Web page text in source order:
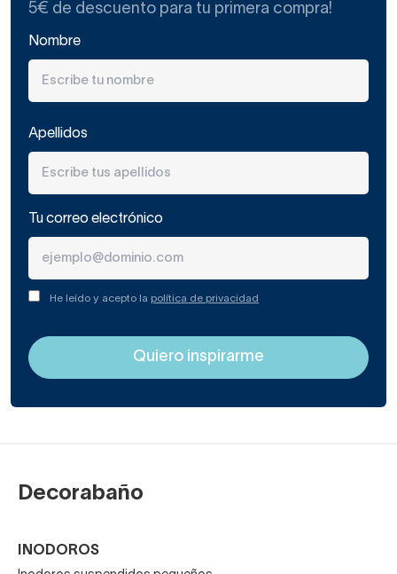
5€ de descuento para tu primera compra!
Nombre
Apellidos
Tu correo electrónico
He leído y acepto la política de privacidad
Decorabaño
INODOROS